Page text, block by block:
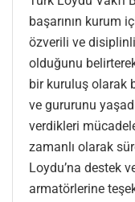
başarının kurum
özverili ve
olduğunu
bir kuruluş olarak
ve gururunu
verdikleri
zamanlı olarak
Loydu’na destek
armatörlerine